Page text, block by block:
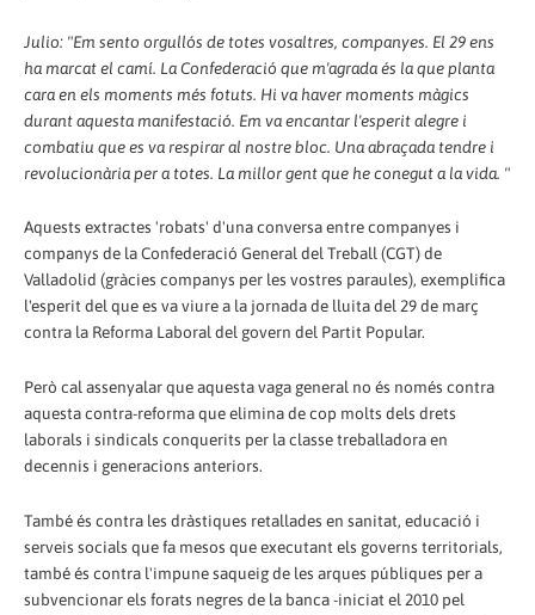
Julio: "Em sento orgullós de totes vosaltres, companyes. El 29 ens
ha marcat el camí. La Confederació que m'agrada és la que planta
cara en els moments més fotuts. Hi va haver moments màgics
durant aquesta manifestació. Em va encantar l'esperit alegre i
combatiu que es va respirar al nostre bloc. Una abraçada tendre i
revolucionària per a totes. La millor gent que he conegut a la vida. "
Aquests extractes 'robats' d'una conversa entre companyes i
companys de la Confederació General del Treball (CGT) de
Valladolid (gràcies companys per les vostres paraules), exemplifica
l'esperit del que es va viure a la jornada de lluita del 29 de març
contra la Reforma Laboral del govern del Partit Popular.
Però cal assenyalar que aquesta vaga general no és només contra
aquesta contra-reforma que elimina de cop molts dels drets
laborals i sindicals conquerits per la classe treballadora en
decennis i generacions anteriors.
També és contra les dràstiques retallades en sanitat, educació i
serveis socials que fa mesos que executant els governs territorials,
també és contra l'impune saqueig de les arques públiques per a
subvencionar els forats negres de la banca -iniciat el 2010 pel